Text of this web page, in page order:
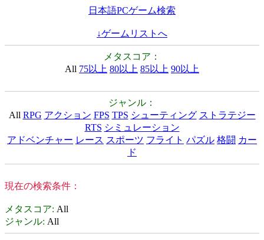
日本語PCゲーム検索
↓ゲームリストへ
メタスコア：
All 75以上 80以上 85以上 90以上
ジャンル：
All RPG アクション FPS TPS シューティング ストラテジー
RTS シミュレーション
アドベンチャー レース スポーツ フライト パズル 格闘 カー
ド
現在の検索条件：
メタスコア: All
ジャンル: All